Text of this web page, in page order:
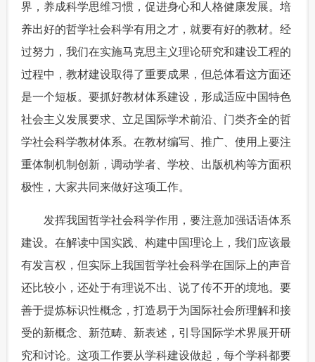
界，养成科学思维习惯，促进身心和人格健康发展。培
养出好的哲学社会科学有用之才，就要有好的教材。经
过努力，我们在实施马克思主义理论研究和建设工程的
过程中，教材建设取得了重要成果，但总体看这方面还
是一个短板。要抓好教材体系建设，形成适应中国特色
社会主义发展要求、立足国际学术前沿、门类齐全的哲
学社会科学教材体系。在教材编写、推广、使用上要注
重体制机制创新，调动学者、学校、出版机构等方面积
极性，大家共同来做好这项工作。
发挥我国哲学社会科学作用，要注意加强话语体系
建设。在解读中国实践、构建中国理论上，我们应该最
有发言权，但实际上我国哲学社会科学在国际上的声音
还比较小，还处于有理说不出、说了传不开的境地。要
善于提炼标识性概念，打造易于为国际社会所理解和接
受的新概念、新范畴、新表述，引导国际学术界展开研
究和讨论。这项工作要从学科建设做起，每个学科都要